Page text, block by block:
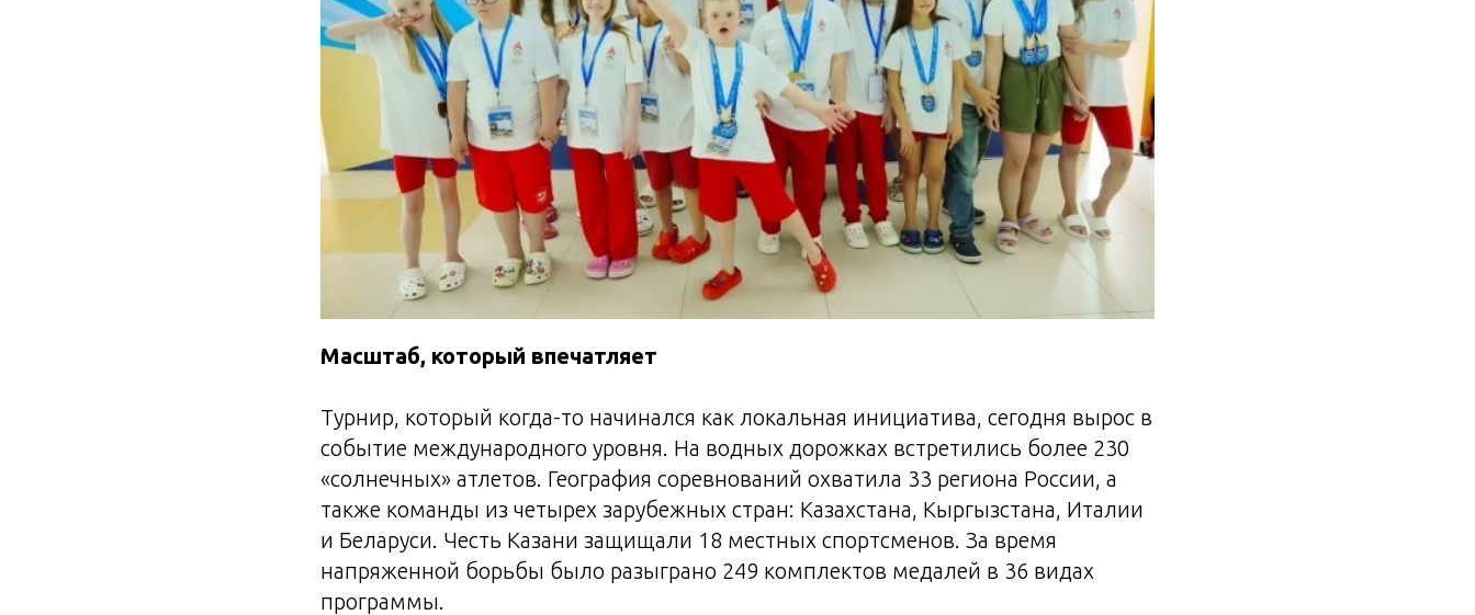
Масштаб, который впечатляет
Турнир, который когда-то начинался как локальная инициатива, сегодня вырос в
событие международного уровня. На водных дорожках встретились более 230
«солнечных» атлетов. География соревнований охватила 33 региона России, а
также команды из четырех зарубежных стран: Казахстана, Кыргызстана, Италии
и Беларуси. Честь Казани защищали 18 местных спортсменов. За время
напряженной борьбы было разыграно 249 комплектов медалей в 36 видах
программы.